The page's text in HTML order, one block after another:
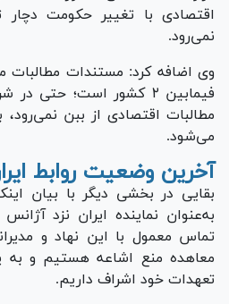
اقتصادی با تغییر حکومت
نمی‌رود.
وی اضافه کرد: مستندات مطالبات
فیمابین ۲ کشور است؛
مطالبات اقتصادی از ببن
می‌شود.
آخرین وضعیت روابط
بقایی در بخشی دیگر با بیان
به‌عنوان نماینده ایران نزد
تماس معمول با این نهاد و
معاهده منع اشاعه هستیم و به
تعهدات خود اشراف داریم.